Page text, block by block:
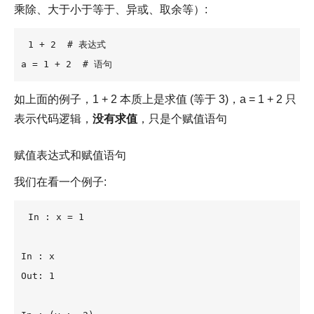
乘除、大于小于等于、异或、取余等）:
1 + 2  # 表达式
a = 1 + 2  # 语句
如上面的例子，1 + 2 本质上是求值 (等于 3)，a = 1 + 2 只
表示代码逻辑， 没有求值 ，只是个赋值语句
赋值表达式和赋值语句
我们在看一个例子:
In : x = 1
In : x
Out: 1